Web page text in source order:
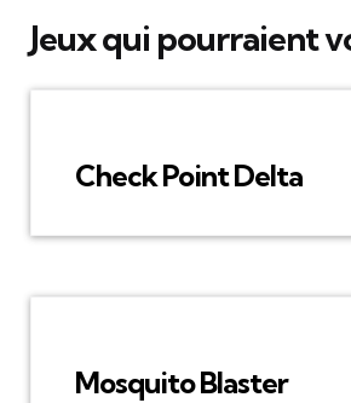
Jeux qui pourraient
Check Point Delta
Mosquito Blaster